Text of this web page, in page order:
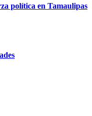
política en Tamaulipas